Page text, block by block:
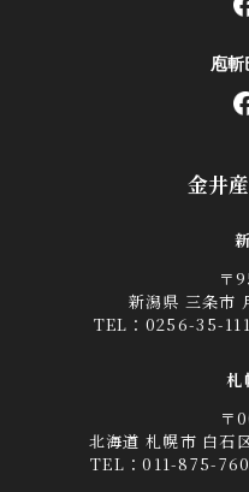
金井
〒
新潟県 三条市
TEL： 0256-35-
札
〒
北海道 札幌市 白石
TEL：011-875-
庖斬